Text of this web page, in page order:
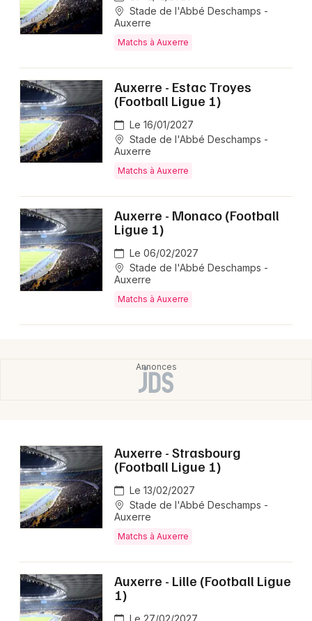
Stade de l'Abbé Deschamps -
Auxerre
Matchs à Auxerre
Auxerre - Estac Troyes
(Football Ligue 1)
Le 16/01/2027
Stade de l'Abbé Deschamps -
Auxerre
Matchs à Auxerre
Auxerre - Monaco (Football
Ligue 1)
Le 06/02/2027
Stade de l'Abbé Deschamps -
Auxerre
Matchs à Auxerre
Auxerre - Strasbourg
(Football Ligue 1)
Le 13/02/2027
Stade de l'Abbé Deschamps -
Auxerre
Matchs à Auxerre
Auxerre - Lille (Football Ligue
1)
Le 27/02/2027